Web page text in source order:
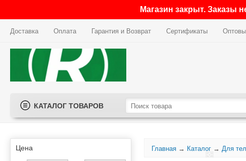
Магазин закрыт. Заказы
Доставка Оплата Гарантия и Возврат Сертификаты
КАТАЛОГ ТОВАРОВ
Цена Главная → Каталог → Для